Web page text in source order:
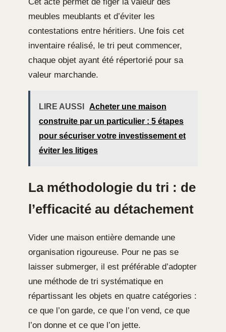
meubles meublants et d’éviter les
contestations entre héritiers. Une fois cet
inventaire réalisé, le tri peut commencer,
chaque objet ayant été répertorié pour sa
valeur marchande.
LIRE AUSSI
Acheter une maison
construite par un particulier : 5 étapes
pour sécuriser votre investissement et
éviter les litiges
La méthodologie du tri : de
l’efficacité au détachement
Vider une maison entière demande une
organisation rigoureuse. Pour ne pas se
laisser submerger, il est préférable d’adopter
une méthode de tri systématique en
répartissant les objets en quatre catégories :
ce que l’on garde, ce que l’on vend, ce que
l’on donne et ce que l’on jette.